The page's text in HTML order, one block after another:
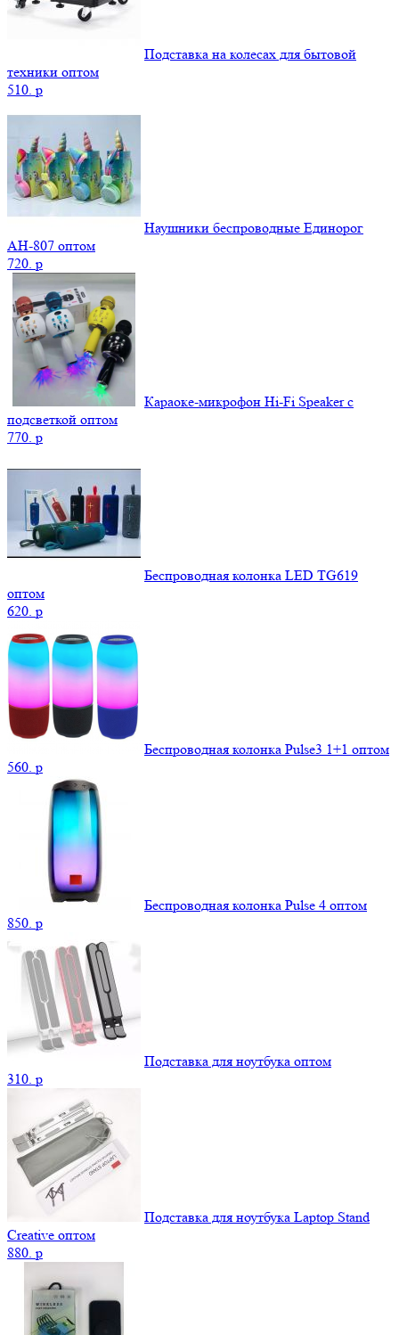
Подставка на колесах для бытовой
техники оптом
510. p
Наушники беспроводные Единорог
AH-807 оптом
720. p
Караоке-микрофон Hi-Fi Speaker с
подсветкой оптом
770. p
Беспроводная колонка LED TG619
оптом
620. p
Беспроводная колонка Pulse3 1+1 оптом
560. p
Беспроводная колонка Pulse 4 оптом
850. p
Подставка для ноутбука оптом
310. p
Подставка для ноутбука Laptop Stand
Creative оптом
880. p